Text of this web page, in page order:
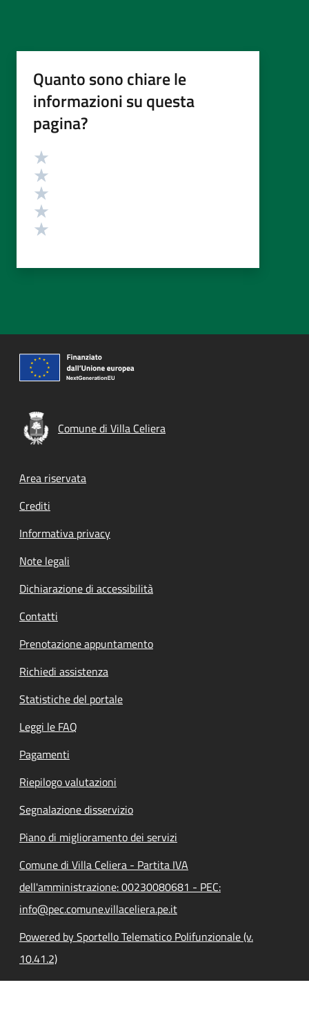
Quanto sono chiare le
informazioni su questa
pagina?
Valutazione
Comune di Villa Celiera
Footer menu
Area riservata
Crediti
Informativa privacy
Note legali
Dichiarazione di accessibilità
Contatti
Prenotazione appuntamento
Richiedi assistenza
Statistiche del portale
Leggi le FAQ
Pagamenti
Riepilogo valutazioni
Segnalazione disservizio
Piano di miglioramento dei servizi
Comune di Villa Celiera - Partita IVA
dell'amministrazione: 00230080681 - PEC:
info@pec.comune.villaceliera.pe.it
Powered by Sportello Telematico Polifunzionale (v.
10.41.2)